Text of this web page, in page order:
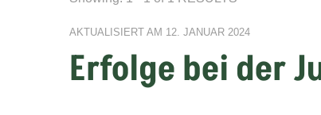
AKTUALISIERT AM 12. JANUAR 2024
Erfolge bei der